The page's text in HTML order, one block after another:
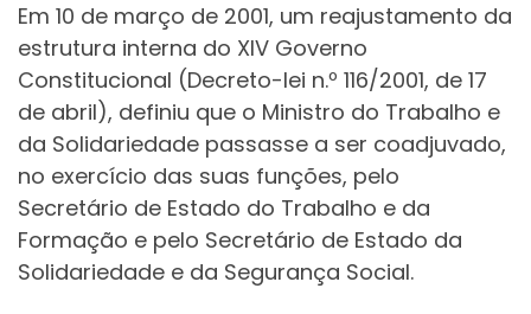
Em 10 de março de 2001, um reajustamento da
estrutura interna do XIV Governo
Constitucional (Decreto-lei n.º 116/2001, de 17
de abril), definiu que o Ministro do Trabalho e
da Solidariedade passasse a ser coadjuvado,
no exercício das suas funções, pelo
Secretário de Estado do Trabalho e da
Formação e pelo Secretário de Estado da
Solidariedade e da Segurança Social.